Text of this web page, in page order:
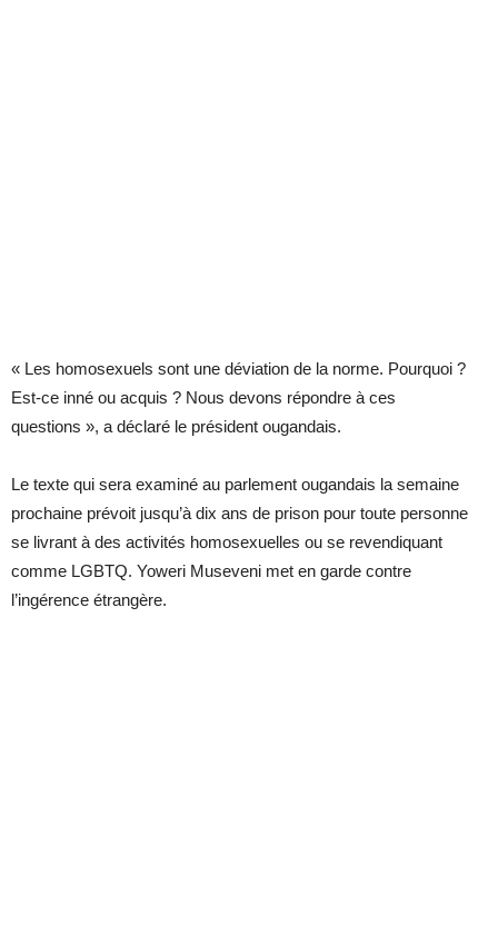
« Les homosexuels sont une déviation de la norme. Pourquoi ?
Est-ce inné ou acquis ? Nous devons répondre à ces
questions », a déclaré le président ougandais.
Le texte qui sera examiné au parlement ougandais la semaine
prochaine prévoit jusqu’à dix ans de prison pour toute personne
se livrant à des activités homosexuelles ou se revendiquant
comme LGBTQ. Yoweri Museveni met en garde contre
l’ingérence étrangère.